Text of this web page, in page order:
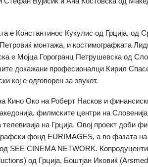
е Константинос Кукулис од Грција, од
монтажа, и костимографката
е Мојца Горогранц Петрушевска од
докажани професионалци Кирил
кој е одговорен за звукот.
Кино Око на Роберт Насков и
филмските центри на
на Грција. Овој проект доби
фонд EURIMAGES, а во фазата
SEE CINEMA NETWORK.
од Грција, Боштјан Иковиќ